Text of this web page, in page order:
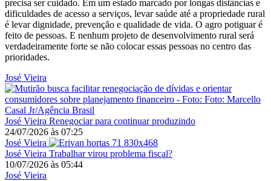
precisa ser cuidado. Em um estado marcado por longas distâncias e
dificuldades de acesso a serviços, levar saúde até a propriedade rural
é levar dignidade, prevenção e qualidade de vida. O agro potiguar é
feito de pessoas. E nenhum projeto de desenvolvimento rural será
verdadeiramente forte se não colocar essas pessoas no centro das
prioridades.
José Vieira
José Vieira Renegociar para continuar produzindo
24/07/2026 às 07:25
José Vieira
José Vieira Trabalhar virou problema fiscal?
10/07/2026 às 05:44
José Vieira